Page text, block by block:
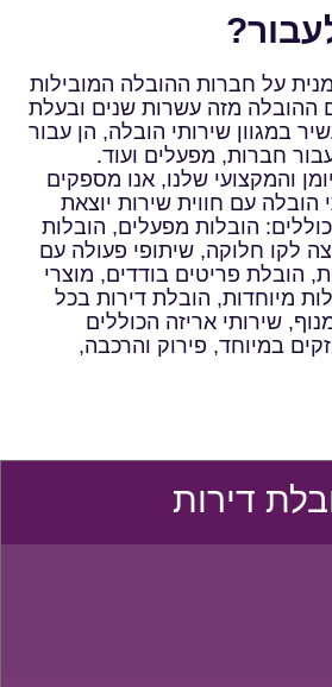
דירות
על חברות ההובלה המובילות
ההובלה מזה עשרות שנים ובעלת
במגוון שירותי הובלה, הן עבור
חברות, מפעלים ועוד.
והמקצועי שלנו, אנו מספקים
הובלה עם חווית שירות יוצאת
וזמינות 24/7, הכוללים: הובלות מפעלים, הובלות
לקו חלוקה, שיתופי פעולה עם
הובלת פריטים בודדים, מוצרי
מיוחדות, הובלת דירות בכל
שירותי אריזה הכוללים
במיוחד, פירוק והרכבה,